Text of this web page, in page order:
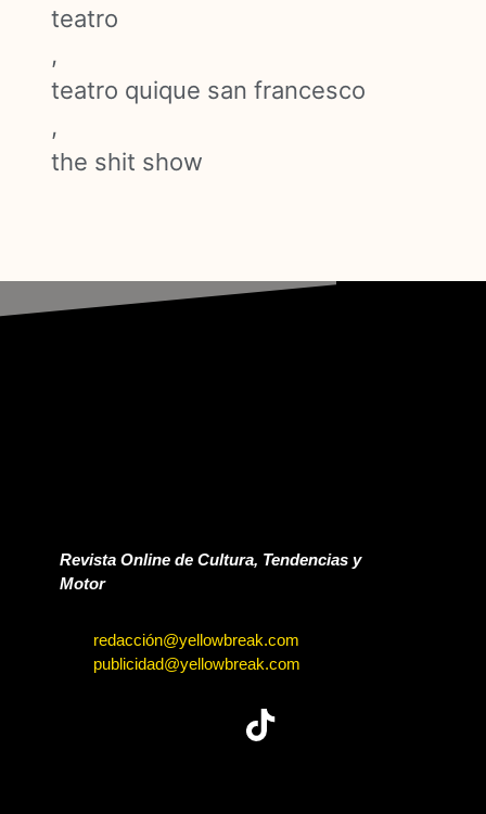
teatro
,
teatro quique san francesco
,
the shit show
Revista Online de Cultura, Tendencias y
Motor
redacción@yellowbreak.com
publicidad@yellowbreak.com